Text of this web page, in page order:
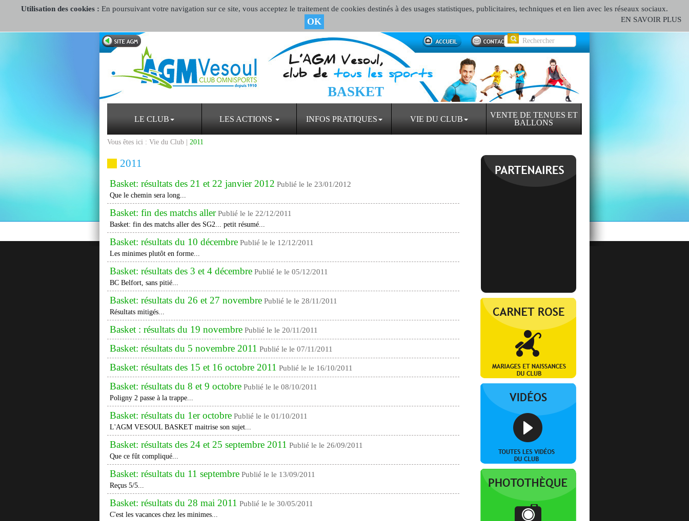
Utilisation des cookies : En poursuivant votre navigation sur ce site, vous acceptez le traitement de cookies destinés à des usages statistiques, publicitaires, techniques et en lien avec les réseaux sociaux.
OK EN SAVOIR PLUS
BASKET
LE CLUB LES ACTIONS INFOS PRATIQUES VIE DU CLUB
VENTE DE TENUES ET
BALLONS
Vous êtes ici : Vie du Club | 2011
2011
Basket: résultats des 21 et 22 janvier 2012 Publié le le 23/01/2012
Que le chemin sera long...
Basket: fin des matchs aller Publié le le 22/12/2011
Basket: fin des matchs aller des SG2... petit résumé...
Basket: résultats du 10 décembre Publié le le 12/12/2011
Les minimes plutôt en forme...
Basket: résultats des 3 et 4 décembre Publié le le 05/12/2011
BC Belfort, sans pitié...
Basket: résultats du 26 et 27 novembre Publié le le 28/11/2011
Résultats mitigés...
Basket : résultats du 19 novembre Publié le le 20/11/2011
Basket: résultats du 5 novembre 2011 Publié le le 07/11/2011
Basket: résultats des 15 et 16 octobre 2011 Publié le le 16/10/2011
Basket: résultats du 8 et 9 octobre Publié le le 08/10/2011
Poligny 2 passe à la trappe...
Basket: résultats du 1er octobre Publié le le 01/10/2011
L'AGM VESOUL BASKET maitrise son sujet...
Basket: résultats des 24 et 25 septembre 2011 Publié le le 26/09/2011
Que ce fût compliqué...
Basket: résultats du 11 septembre Publié le le 13/09/2011
Reçus 5/5...
Basket: résultats du 28 mai 2011 Publié le le 30/05/2011
C'est les vacances chez les minimes...